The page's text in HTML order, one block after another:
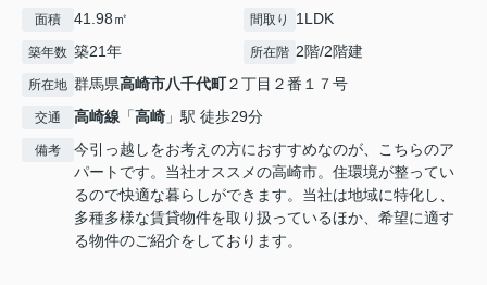
面積 41.98㎡ 間取り 1LDK
築年数 築21年 所在階 2階/2階建
所在地 群馬県高崎市八千代町２丁目２番１７号
交通 高崎線 「高崎 」駅 徒歩29分
備考
今引っ越しをお考えの方におすすめなのが、こちらのア
パートです。当社オススメの高崎市。住環境が整ってい
るので快適な暮らしができます。当社は地域に特化し、
多種多様な賃貸物件を取り扱っているほか、希望に適す
る物件のご紹介をしております。